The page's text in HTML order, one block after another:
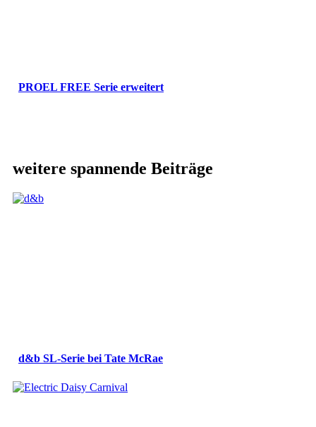
PROEL FREE Serie erweitert
weitere spannende Beiträge
d&b SL-Serie bei Tate McRae